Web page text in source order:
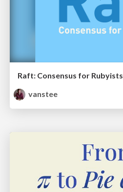
Raft: Consensus for Rubyists
vanstee